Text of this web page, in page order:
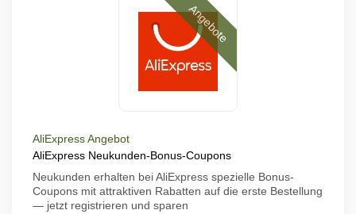
Angebote
AliExpress Angebot
AliExpress Neukunden-Bonus-Coupons
Neukunden erhalten bei AliExpress spezielle Bonus-
Coupons mit attraktiven Rabatten auf die erste Bestellung
— jetzt registrieren und sparen